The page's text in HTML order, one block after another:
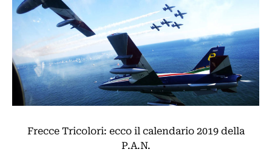
Frecce Tricolori: ecco il calendario 2019 della
P.A.N.